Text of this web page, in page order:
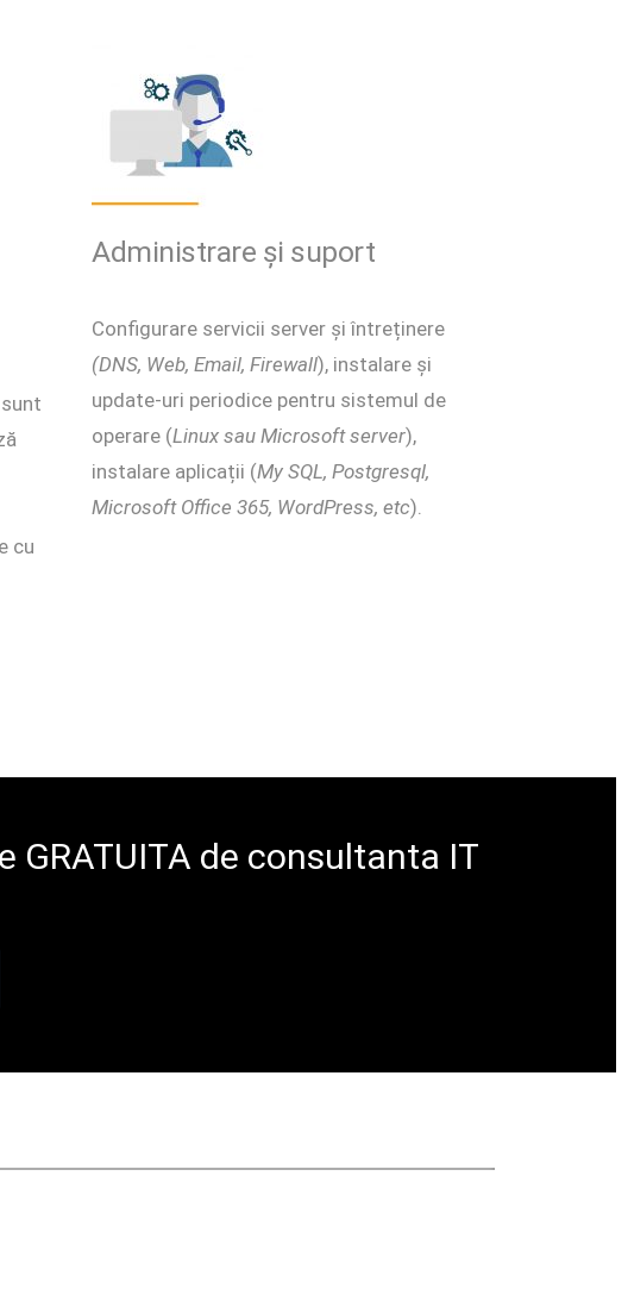
cu
Administrare și suport
Configurare servicii server și întreținere
(DNS, Web, Email, Firewall), instalare și
update-uri periodice pentru sistemul de
operare (Linux sau Microsoft server),
instalare aplicații (My SQL, Postgresql,
Microsoft Office 365, WordPress, etc).
GRATUITA de consultanta IT